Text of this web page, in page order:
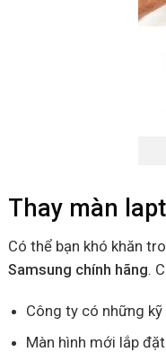
Thay màn
Có thể bạn khó khăn
Samsung chính hãng.
Công ty có những
Màn hình mới lắp